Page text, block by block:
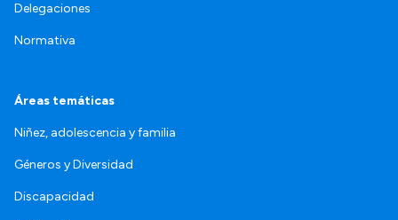
Delegaciones
Normativa
Áreas temáticas
Niñez, adolescencia y familia
Géneros y Diversidad
Discapacidad